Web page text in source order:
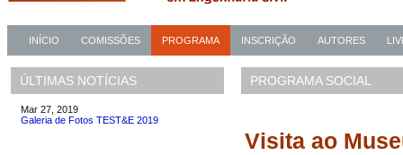
INÍCIO COMISSÕES PROGRAMA INSCRIÇÃO AUTORES
ÚLTIMAS NOTÍCIAS
Mar 27, 2019
Galeria de Fotos TEST&E 2019
PROGRAMA SOCIAL
Visita ao